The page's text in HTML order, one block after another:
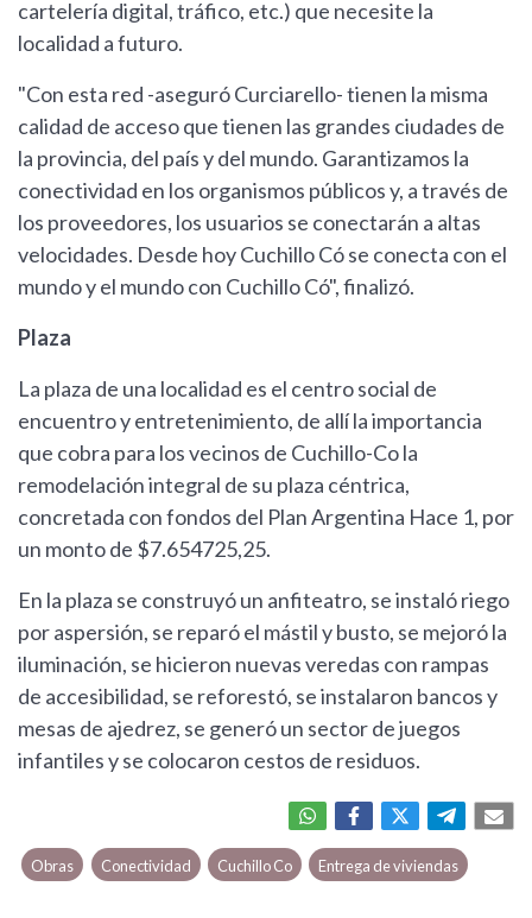
cartelería digital, tráfico, etc.) que necesite la
localidad a futuro.
"Con esta red -aseguró Curciarello- tienen la misma
calidad de acceso que tienen las grandes ciudades de
la provincia, del país y del mundo. Garantizamos la
conectividad en los organismos públicos y, a través de
los proveedores, los usuarios se conectarán a altas
velocidades. Desde hoy Cuchillo Có se conecta con el
mundo y el mundo con Cuchillo Có", finalizó.
Plaza
La plaza de una localidad es el centro social de
encuentro y entretenimiento, de allí la importancia
que cobra para los vecinos de Cuchillo-Co la
remodelación integral de su plaza céntrica,
concretada con fondos del Plan Argentina Hace 1, por
un monto de $7.654725,25.
En la plaza se construyó un anfiteatro, se instaló riego
por aspersión, se reparó el mástil y busto, se mejoró la
iluminación, se hicieron nuevas veredas con rampas
de accesibilidad, se reforestó, se instalaron bancos y
mesas de ajedrez, se generó un sector de juegos
infantiles y se colocaron cestos de residuos.
Obras Conectividad Cuchillo Co Entrega de viviendas